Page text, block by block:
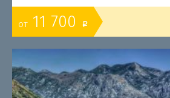
от 11 700 o